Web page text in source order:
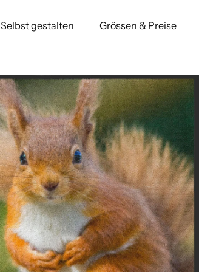
Selbst gestalten Grössen & Preise